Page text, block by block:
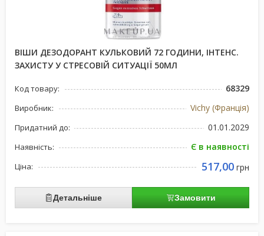
ВІШИ ДЕЗОДОРАНТ КУЛЬКОВИЙ 72 ГОДИНИ, ІНТЕНС.
ЗАХИСТУ У СТРЕСОВІЙ СИТУАЦІЇ 50МЛ
Код товару: 68329
Виробник: Vichy (Франція)
Придатний до: 01.01.2029
Наявність: Є в наявності
Ціна: 517,00 грн
Детальніше Замовити